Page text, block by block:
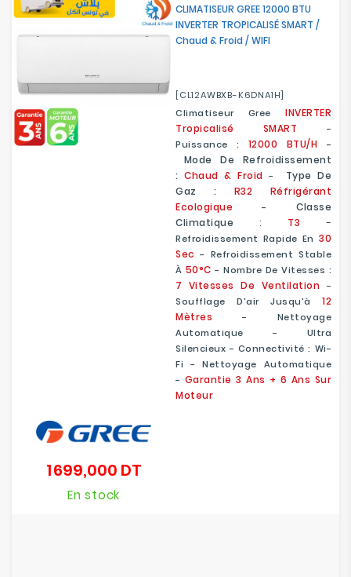
CLIMATISEUR GREE 12000 BTU
INVERTER TROPICALISÉ SMART /
Chaud & Froid / WIFI
[CL12AWBXB-K6DNA1H]
Climatiseur Gree INVERTER
Tropicalisé SMART -
Puissance : 12000 BTU/H -
Mode De Refroidissement
: Chaud & Froid -
Type De
Gaz : R32 Réfrigérant
Ecologique
- Classe
Climatique
: T3-
Refroidissement Rapide En 30
Sec - Refroidissement Stable
À 50°C - Nombre De Vitesses :
7 Vitesses De Ventilation -
Soufflage D'air Jusqu'à 12
Mètres - Nettoyage
Automatique - Ultra
Silencieux - Connectivité : Wi-
Fi - Nettoyage Automatique
- Garantie 3 Ans + 6 Ans Sur
Moteur
1 699,000 DTPrix
En stock